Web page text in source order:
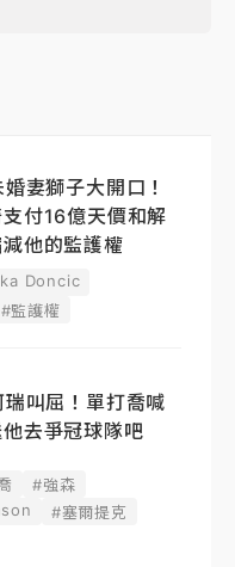
妻獅子大開口！
付16億天價和解
他的監護權
Doncic
#監護權
叫屈！單打喬喊
去爭冠球隊吧
#強森
#塞爾提克